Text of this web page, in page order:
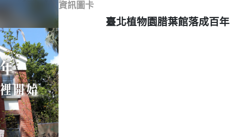
資訊圖卡
臺北植物園腊葉館落成百年